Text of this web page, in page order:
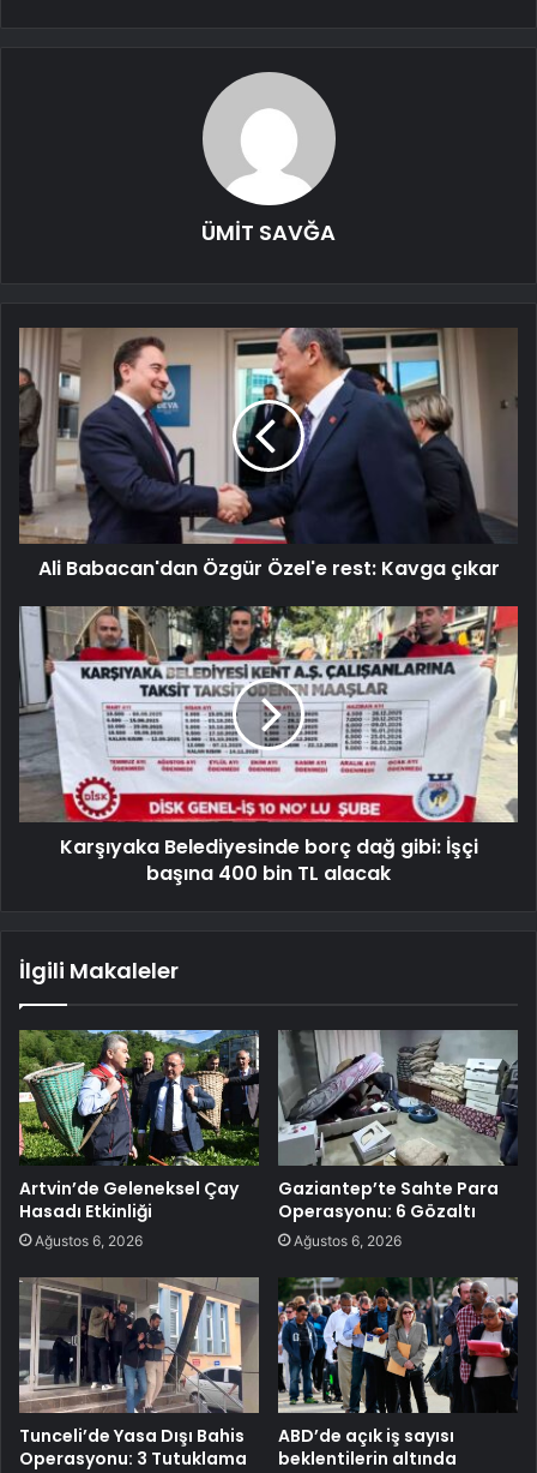
ÜMİT SAVĞA
Ali Babacan'dan Özgür Özel'e rest: Kavga çıkar
Karşıyaka Belediyesinde borç dağ gibi: İşçi
başına 400 bin TL alacak
İlgili Makaleler
Artvin’de Geleneksel Çay
Hasadı Etkinliği
Ağustos 6, 2026
Gaziantep’te Sahte Para
Operasyonu: 6 Gözaltı
Ağustos 6, 2026
Tunceli’de Yasa Dışı Bahis
Operasyonu: 3 Tutuklama
ABD’de açık iş sayısı
beklentilerin altında